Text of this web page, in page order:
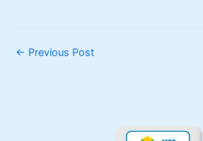
← Previous Post